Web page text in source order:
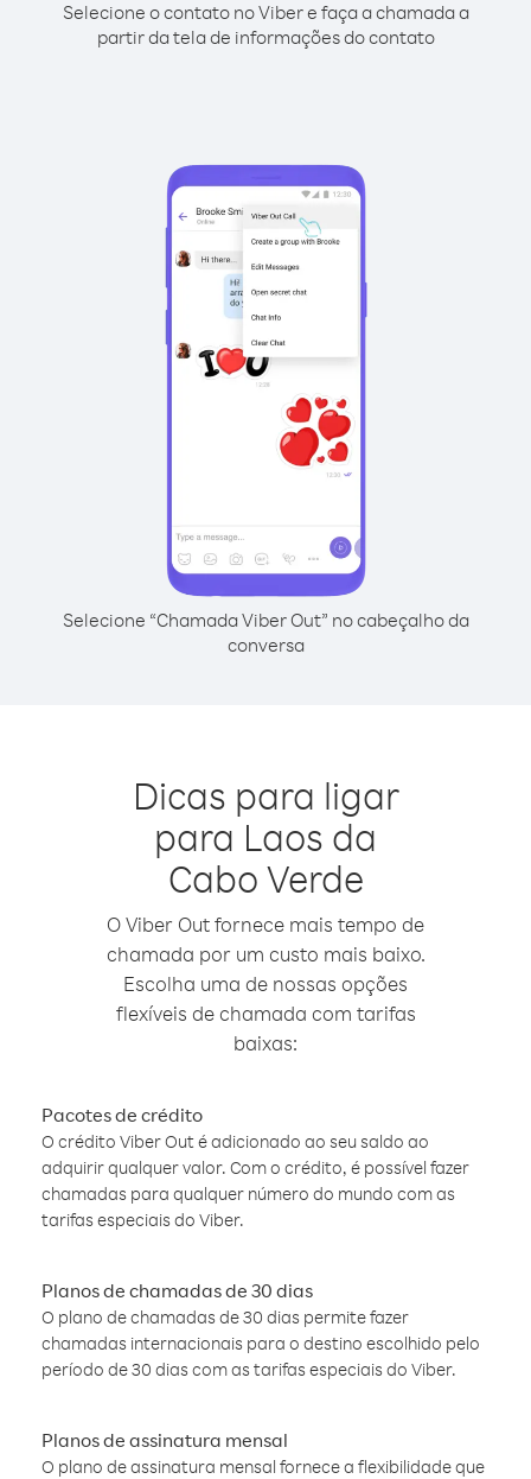
Selecione o contato no Viber e faça a chamada a
partir da tela de informações do contato
Selecione “Chamada Viber Out” no cabeçalho da
conversa
Dicas para ligar
para Laos da
Cabo Verde
O Viber Out fornece mais tempo de
chamada por um custo mais baixo.
Escolha uma de nossas opções
flexíveis de chamada com tarifas
baixas:
Pacotes de crédito
O crédito Viber Out é adicionado ao seu saldo ao
adquirir qualquer valor. Com o crédito, é possível fazer
chamadas para qualquer número do mundo com as
tarifas especiais do Viber.
Planos de chamadas de 30 dias
O plano de chamadas de 30 dias permite fazer
chamadas internacionais para o destino escolhido pelo
período de 30 dias com as tarifas especiais do Viber.
Planos de assinatura mensal
O plano de assinatura mensal fornece a flexibilidade que